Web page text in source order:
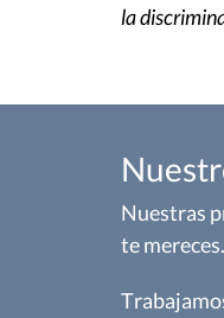
la
Nuestras
te mereces.